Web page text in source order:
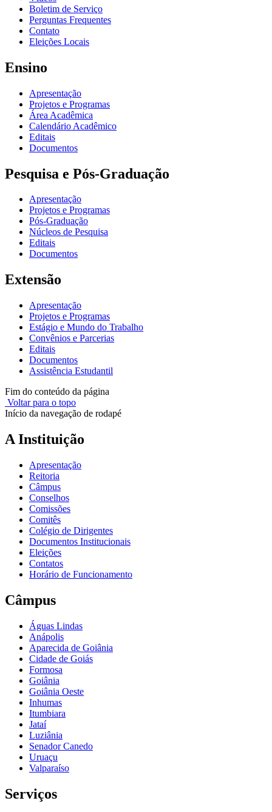
Boletim de Serviço
Perguntas Frequentes
Contato
Eleições Locais
Ensino
Apresentação
Projetos e Programas
Área Acadêmica
Calendário Acadêmico
Editais
Documentos
Pesquisa e Pós-Graduação
Apresentação
Projetos e Programas
Pós-Graduação
Núcleos de Pesquisa
Editais
Documentos
Extensão
Apresentação
Projetos e Programas
Estágio e Mundo do Trabalho
Convênios e Parcerias
Editais
Documentos
Assistência Estudantil
Fim do conteúdo da página
Voltar para o topo
Início da navegação de rodapé
A Instituição
Apresentação
Reitoria
Câmpus
Conselhos
Comissões
Comitês
Colégio de Dirigentes
Documentos Institucionais
Eleições
Contatos
Horário de Funcionamento
Câmpus
Águas Lindas
Anápolis
Aparecida de Goiânia
Cidade de Goiás
Formosa
Goiânia
Goiânia Oeste
Inhumas
Itumbiara
Jataí
Luziânia
Senador Canedo
Uruaçu
Valparaíso
Serviços